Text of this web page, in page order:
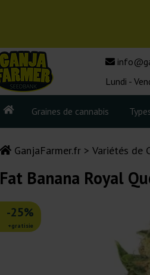
Lundi -
Graines de cannabis
GanjaFarmer.fr Variétés de
Fat Banana Royal
-25%
+gratisie